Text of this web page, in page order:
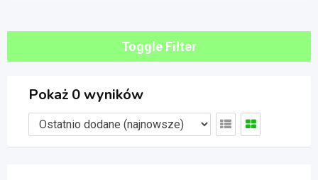
Toggle Filter
Pokaż 0 wyników